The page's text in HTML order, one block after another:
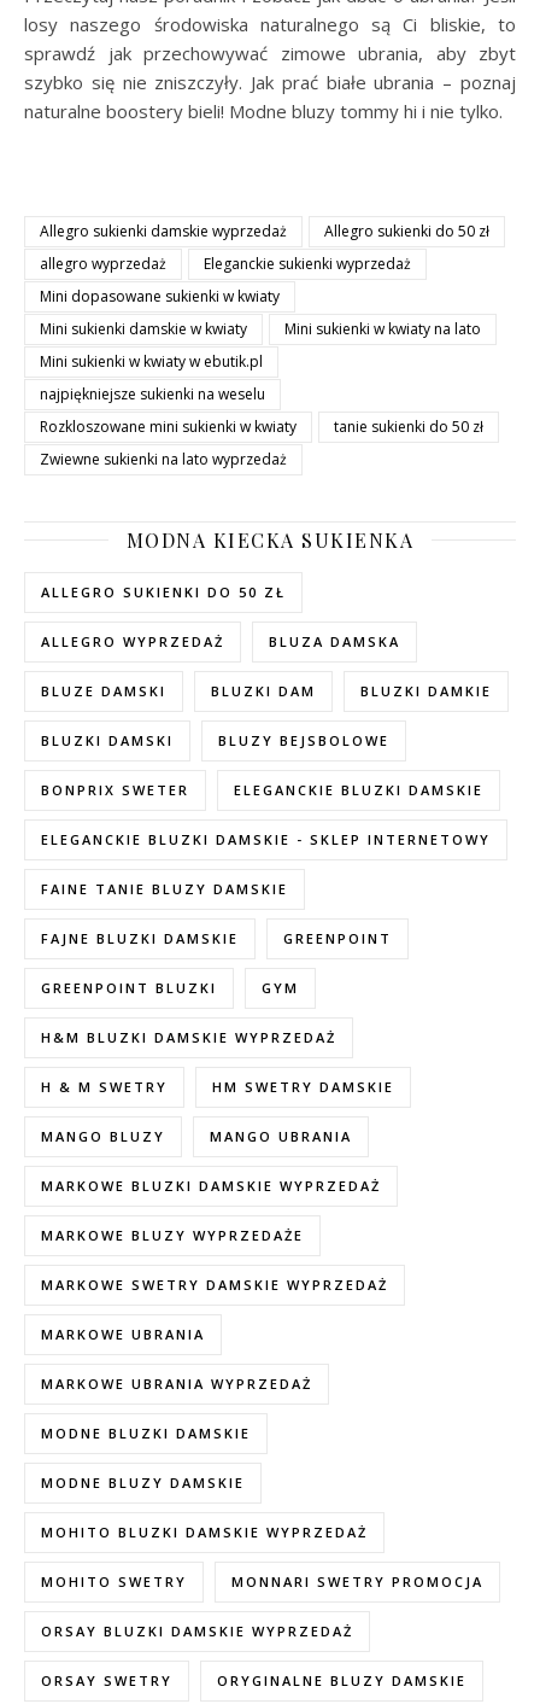
losy naszego środowiska naturalnego są Ci bliskie, to
sprawdź jak przechowywać zimowe ubrania, aby zbyt
szybko się nie zniszczyły. Jak prać białe ubrania – poznaj
naturalne boostery bieli! Modne bluzy tommy hi i nie tylko.
Allegro sukienki damskie wyprzedaż
Allegro sukienki do 50 zł
allegro wyprzedaż
Eleganckie sukienki wyprzedaż
Mini dopasowane sukienki w kwiaty
Mini sukienki damskie w kwiaty
Mini sukienki w kwiaty na lato
Mini sukienki w kwiaty w ebutik.pl
najpiękniejsze sukienki na weselu
Rozkloszowane mini sukienki w kwiaty
tanie sukienki do 50 zł
Zwiewne sukienki na lato wyprzedaż
MODNA KIECKA SUKIENKA
ALLEGRO SUKIENKI DO 50 ZŁ
ALLEGRO WYPRZEDAŻ BLUZA DAMSKA
BLUZE DAMSKI BLUZKI DAM BLUZKI DAMKIE
BLUZKI DAMSKI BLUZY BEJSBOLOWE
BONPRIX SWETER ELEGANCKIE BLUZKI DAMSKIE
ELEGANCKIE BLUZKI DAMSKIE - SKLEP INTERNETOWY
FAINE TANIE BLUZY DAMSKIE
FAJNE BLUZKI DAMSKIE GREENPOINT
GREENPOINT BLUZKI GYM
H&M BLUZKI DAMSKIE WYPRZEDAŻ
H & M SWETRY HM SWETRY DAMSKIE
MANGO BLUZY MANGO UBRANIA
MARKOWE BLUZKI DAMSKIE WYPRZEDAŻ
MARKOWE BLUZY WYPRZEDAŻE
MARKOWE SWETRY DAMSKIE WYPRZEDAŻ
MARKOWE UBRANIA
MARKOWE UBRANIA WYPRZEDAŻ
MODNE BLUZKI DAMSKIE
MODNE BLUZY DAMSKIE
MOHITO BLUZKI DAMSKIE WYPRZEDAŻ
MOHITO SWETRY MONNARI SWETRY PROMOCJA
ORSAY BLUZKI DAMSKIE WYPRZEDAŻ
ORSAY SWETRY ORYGINALNE BLUZY DAMSKIE